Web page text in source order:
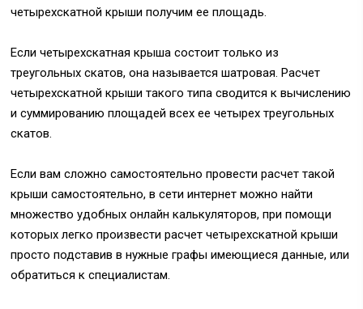
четырехскатной крыши получим ее площадь.
Если четырехскатная крыша состоит только из
треугольных скатов, она называется шатровая. Расчет
четырехскатной крыши такого типа сводится к вычислению
и суммированию площадей всех ее четырех треугольных
скатов.
Если вам сложно самостоятельно провести расчет такой
крыши самостоятельно, в сети интернет можно найти
множество удобных онлайн калькуляторов, при помощи
которых легко произвести расчет четырехскатной крыши
просто подставив в нужные графы имеющиеся данные, или
обратиться к специалистам.